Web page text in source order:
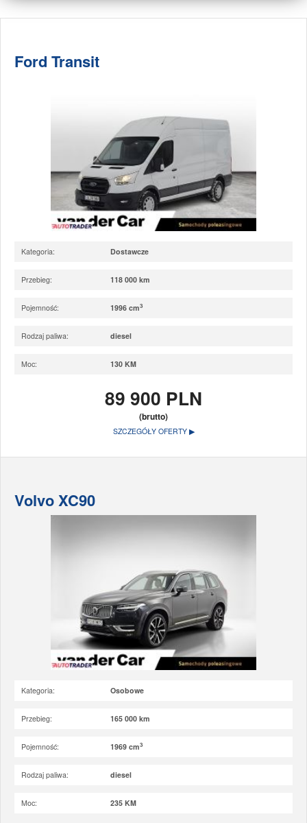
Ford Transit
Kategoria: Dostawcze
Przebieg: 118 000 km
Pojemność: 1996 cm3
Rodzaj paliwa: diesel
Moc: 130 KM
89 900 PLN
(brutto)
SZCZEGÓŁY OFERTY ▶
Volvo XC90
Kategoria: Osobowe
Przebieg: 165 000 km
Pojemność: 1969 cm3
Rodzaj paliwa: diesel
Moc: 235 KM